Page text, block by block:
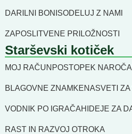
DARILNI BONI SODELUJ Z NAMI
ZAPOSLITVENE PRILOŽNOSTI
Starševski kotiček
MOJ RAČUN POSTOPEK
BLAGOVNE ZNAMKENASVETI
VODNIK PO IGRAČAH IDEJE ZA
RAST IN RAZVOJ OTROKA